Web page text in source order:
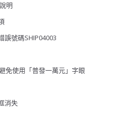
明
誤號碼SHIP04003
免使用「普發一萬元」字眼
消失